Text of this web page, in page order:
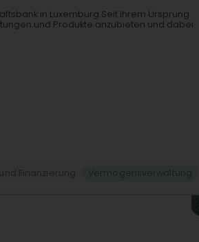
in Luxemburg.Seit ihrem Ursprung
und Produkte anzubieten und dabei